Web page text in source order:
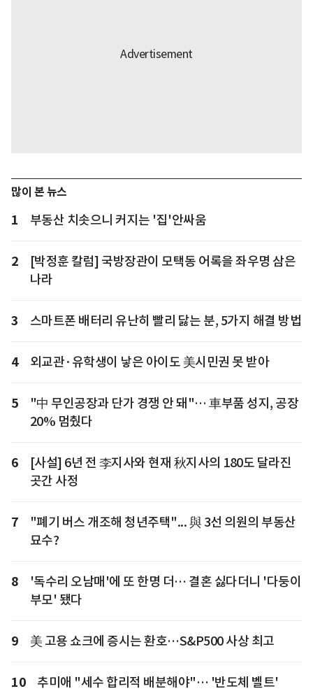
많이 본 뉴스
1 부동산 치솟으니 커지는 '집'안싸움
2
[박정훈 칼럼] 국방장관이 모택동 어록을 좌우명 삼은
나라
3 스마트폰 배터리 유난히 빨리 닳는 분, 5가지 해결 방법
4 외교관·유학생이 낳은 아이도 美시민권 못 받아
5
"中 무인공장과 단가 경쟁 안 돼"… 車부품 성지, 공장
20% 멈췄다
6
[사설] 6년 전 李지사와 현재 秋지사의 180도 달라진
곳간 사정
7
"폐기 버스 개조해 청년주택"... 與 3선 의원의 부동산
묘수?
8
'독수리 오남매'에 또 한명 더… 결혼 싫다더니 '다둥이
부모' 됐다
9 美 고용 쇼크에 증시는 환호…S&P500 사상 최고
10
추미애 "세수 합리적 배분해야"… '반도체 벨트'